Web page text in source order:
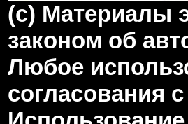
(c) Материалы
законом об
Любое
согласования